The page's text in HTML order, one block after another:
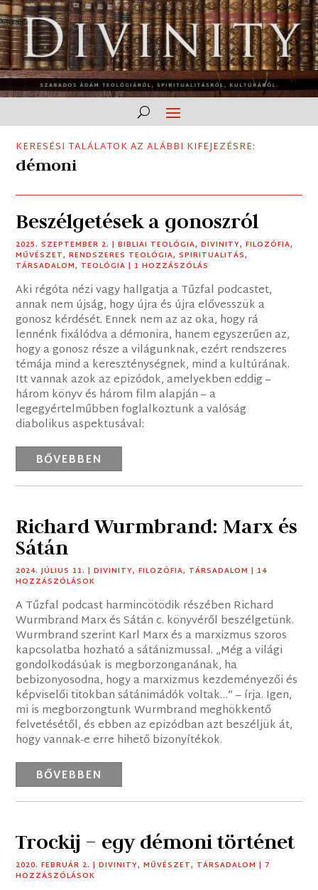
KERESÉSI TALÁLATOK AZ ALÁBBI KIFEJEZÉSRE:
démoni
Beszélgetések a gonoszról
2025. SZEPTEMBER 2. |BIBLIAI TEOLÓGIA,DIVINITY,FILOZÓFIA,
MŰVÉSZET,RENDSZERES TEOLÓGIA,SPIRITUALITÁS,
TÁRSADALOM, TEOLÓGIA | 1 HOZZÁSZÓLÁS
Aki régóta nézi vagy hallgatja a Tűzfal podcastet,
annak nem újság, hogy újra és újra elővesszük a
gonosz kérdését. Ennek nem az az oka, hogy rá
lennénk fixálódva a démonira, hanem egyszerűen az,
hogy a gonosz része a világunknak, ezért rendszeres
témája mind a kereszténységnek, mind a kultúrának.
Itt vannak azok az epizódok, amelyekben eddig –
három könyv és három film alapján – a
legegyértelműbben foglalkoztunk a valóság
diabolikus aspektusával:
BŐVEBBEN
Richard Wurmbrand: Marx és
Sátán
2024. JÚLIUS 11. |DIVINITY,FILOZÓFIA, TÁRSADALOM | 14
HOZZÁSZÓLÁSOK
A Tűzfal podcast harmincötödik részében Richard
Wurmbrand Marx és Sátán c. könyvéről beszélgetünk.
Wurmbrand szerint Karl Marx és a marxizmus szoros
kapcsolatba hozható a sátánizmussal. „Még a világi
gondolkodásúak is megborzonganának, ha
bebizonyosodna, hogy a marxizmus kezdeményezői és
képviselői titokban sátánimádók voltak…” – írja. Igen,
mi is megborzongtunk Wurmbrand meghökkentő
felvetésétől, és ebben az epizódban azt beszéljük át,
hogy vannak-e erre hihető bizonyítékok.
BŐVEBBEN
Trockij – egy démoni történet
2020. FEBRUÁR 2. |DIVINITY,MŰVÉSZET, TÁRSADALOM | 7
HOZZÁSZÓLÁSOK